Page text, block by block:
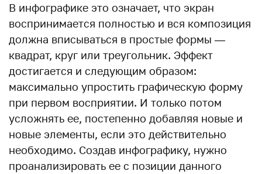
В инфографике это означает, что экран
воспринимается полностью и вся композиция
должна вписываться в простые формы —
квадрат, круг или треугольник. Эффект
достигается и следующим образом:
максимально упростить графическую форму
при первом восприятии. И только потом
усложнять ее, постепенно добавляя новые и
новые элементы, если это действительно
необходимо. Создав инфографику, нужно
проанализировать ее с позиции данного